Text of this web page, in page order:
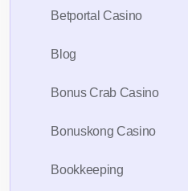
Betportal Casino
Blog
Bonus Crab Casino
Bonuskong Casino
Bookkeeping